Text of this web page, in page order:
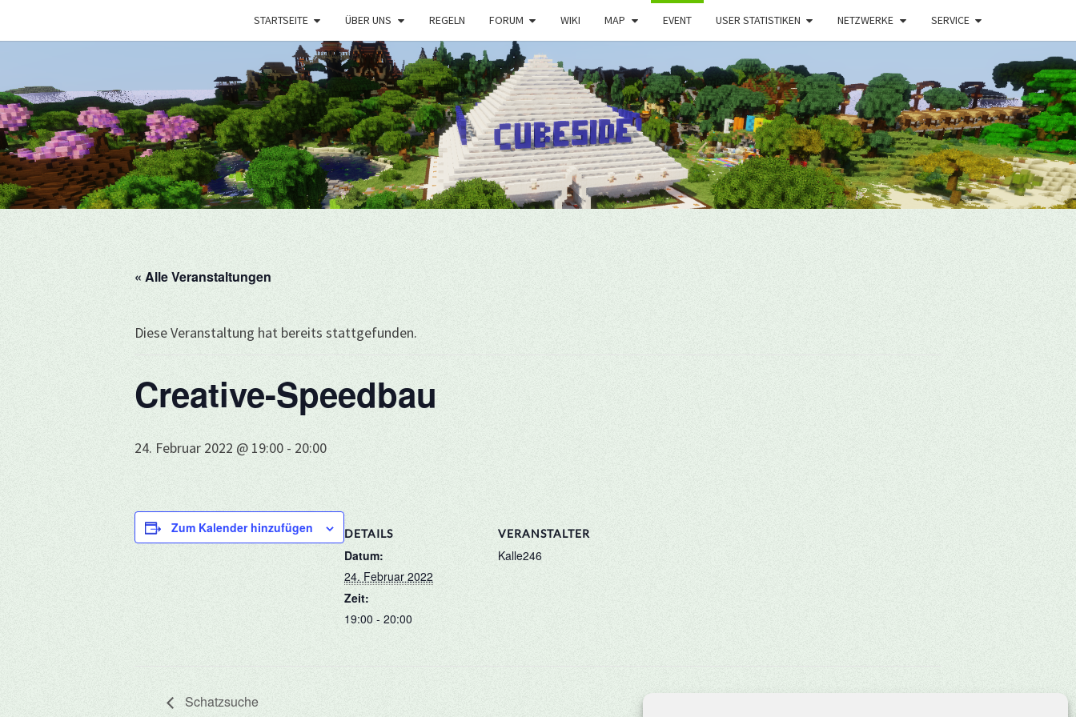
STARTSEITE ÜBER UNS REGELN FORUM WIKI MAP EVENT USER STATISTIKEN NETZWERKE SERVICE
« Alle Veranstaltungen
Diese Veranstaltung hat bereits stattgefunden.
Creative-Speedbau
24. Februar 2022 @ 19:00 - 20:00
Zum Kalender hinzufügen DETAILS
Datum:
24. Februar 2022
Zeit:
19:00 - 20:00
VERANSTALTER
Kalle246
Schatzsuche